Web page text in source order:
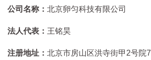
公司名称： 北京卵匀科技有限公司
法人代表： 王铭昊
注册地址： 北京市房山区洪寺街甲2号院